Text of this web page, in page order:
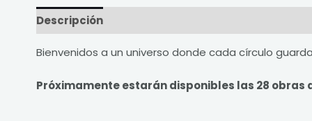
Descripción
Bienvenidos a un universo donde cada círculo
Próximamente estarán disponibles las 28 obras